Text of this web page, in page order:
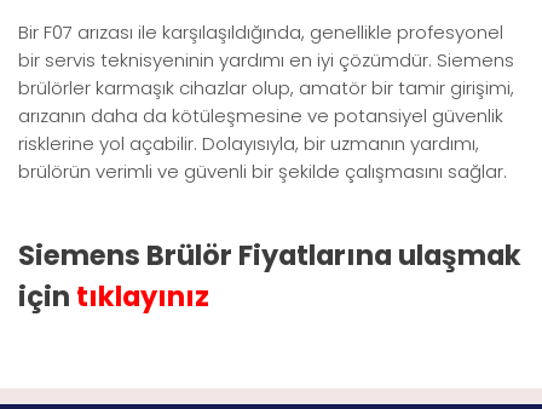
Bir F07 arızası ile karşılaşıldığında, genellikle profesyonel
bir servis teknisyeninin yardımı en iyi çözümdür. Siemens
brülörler karmaşık cihazlar olup, amatör bir tamir girişimi,
arızanın daha da kötüleşmesine ve potansiyel güvenlik
risklerine yol açabilir. Dolayısıyla, bir uzmanın yardımı,
brülörün verimli ve güvenli bir şekilde çalışmasını sağlar.
Siemens Brülör Fiyatlarına ulaşmak
için tıklayınız